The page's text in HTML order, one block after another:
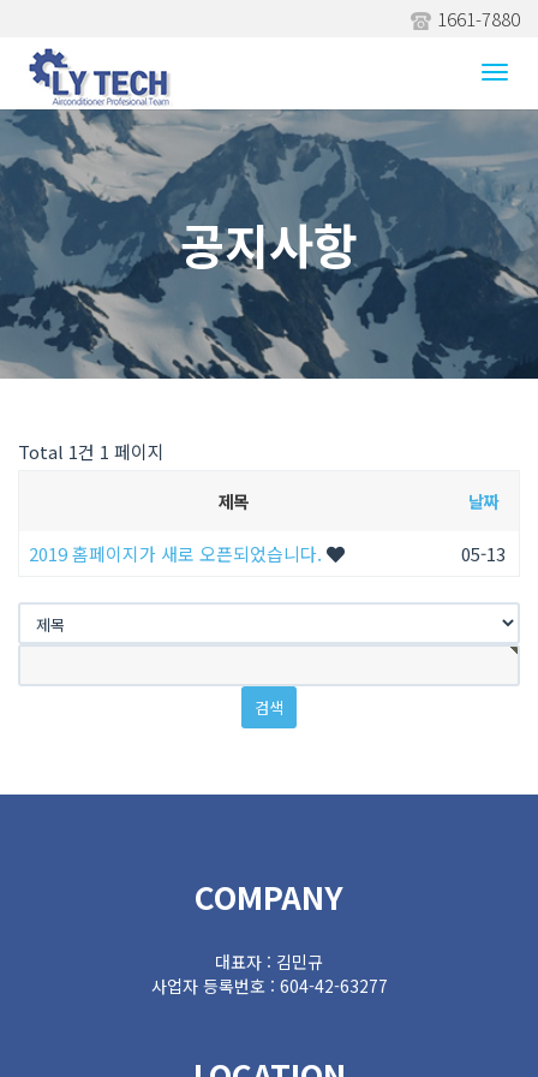
1661-7880
공지사항
Total 1건 1 페이지
제목
날짜
2019 홈페이지가 새로 오픈되었습니다. 05-13
COMPANY
대표자 : 김민규
사업자 등록번호 : 604-42-63277